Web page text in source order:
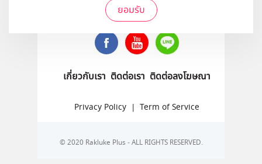
ยอมรับ
ติดตามเราได้ที่
เกี่ยวกับเรา ติดต่อเรา ติดต่อลงโฆษณา
Privacy Policy | Term of Service
© 2020 Rakluke Plus - ALL RIGHTS RESERVED.